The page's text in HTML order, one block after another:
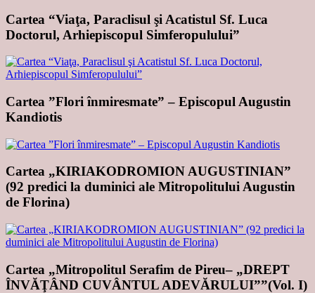
Cartea “Viaţa, Paraclisul şi Acatistul Sf. Luca
Doctorul, Arhiepiscopul Simferopulului”
Cartea ”Flori înmiresmate” – Episcopul Augustin
Kandiotis
Cartea „KIRIAKODROMION AUGUSTINIAN”
(92 predici la duminici ale Mitropolitului Augustin
de Florina)
Cartea „Mitropolitul Serafim de Pireu– „DREPT
ÎNVĂŢÂND CUVÂNTUL ADEVĂRULUI””(Vol. I)